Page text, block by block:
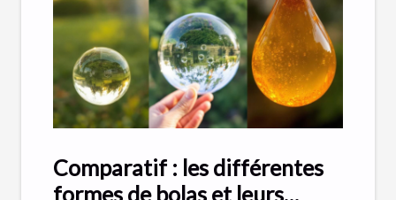
Comparatif : les différentes
formes de bolas et leurs